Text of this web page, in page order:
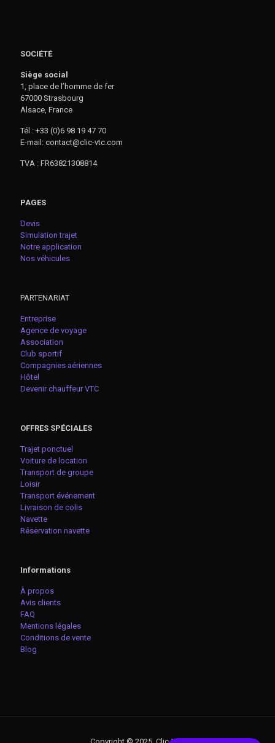
SOCIÉTÉ
Siège social
1, place de l’homme de fer
67000 Strasbourg
Alsace, France
Tél : +33 (0)6 98 19 47 70
E-mail: contact@clic-vtc.com
TVA : FR63821308814
PAGES
Devis
Simulation trajet
Notre application
Nos véhicules
PARTENARIAT
Entreprise
Agence de voyage
Association
Club sportif
Compagnies aériennes
Hôtel
Devenir chauffeur VTC
OFFRES SPÉCIALES
Trajet ponctuel
Voiture de location
Transport de groupe
Loisir
Transport événement
Livraison de colis
Navette
Réservation navette
Informations
À propos
Avis clients
FAQ
Mentions légales
Conditions de vente
Blog